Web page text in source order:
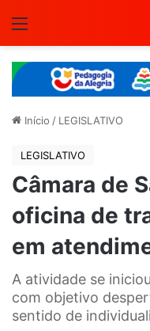
Início / LEGISLATIVO
LEGISLATIVO
Câmara de
oficina de
em
A atividade se
com objetivo
sentido de